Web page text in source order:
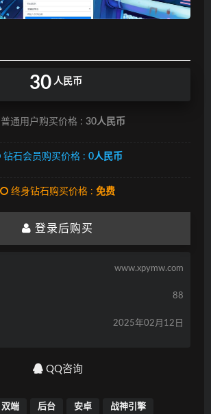
30 人民币
普通用户购买价格 : 30人民币
钻石会员购买价格 : 0人民币
终身钻石购买价格 : 免费
登录后购买
www.xpymw.com
88
2025年02月12日
QQ咨询
双端 后台 安卓 战神引擎